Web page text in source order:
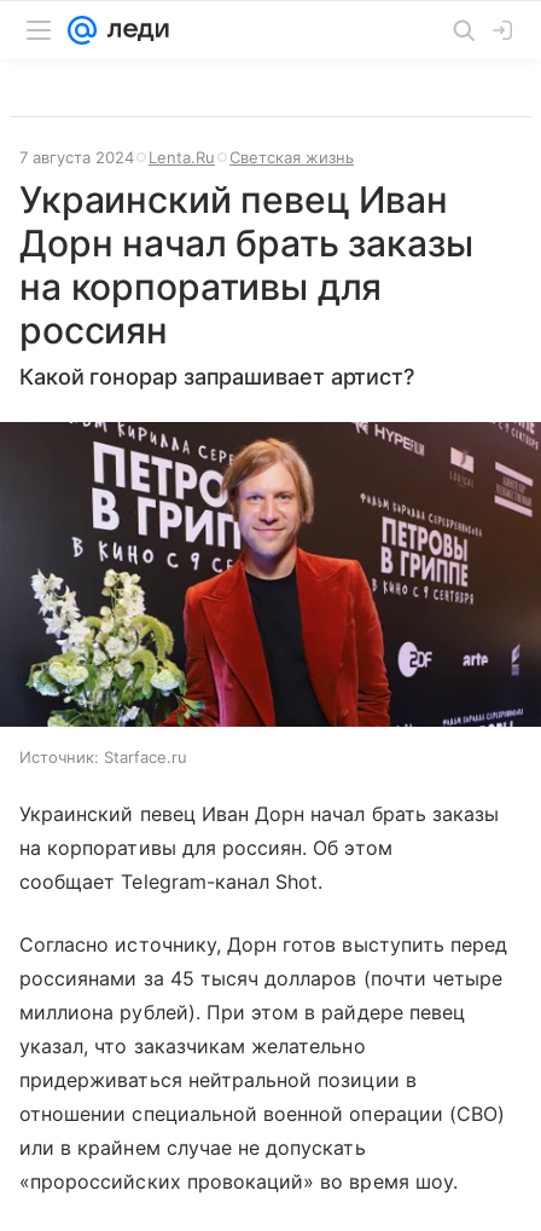
7 августа 2024 Lenta.Ru Светская жизнь
Украинский певец Иван
Дорн начал брать заказы
на корпоративы для
россиян
Какой гонорар запрашивает артист?
Источник: Starface.ru
Украинский певец Иван Дорн начал брать заказы
на корпоративы для россиян. Об этом
сообщает Telegram-канал Shot.
Согласно источнику, Дорн готов выступить перед
россиянами за 45 тысяч долларов (почти четыре
миллиона рублей). При этом в райдере певец
указал, что заказчикам желательно
придерживаться нейтральной позиции в
отношении специальной военной операции (СВО)
или в крайнем случае не допускать
«пророссийских провокаций» во время шоу.